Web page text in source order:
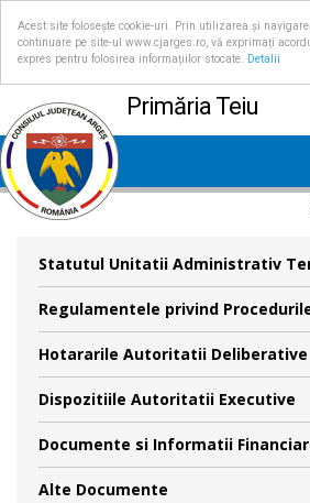
Acest site folosește cookie-uri. Prin utilizarea și
continuare pe site-ul www.cjarges.ro, vă exprimați
expres pentru folosirea informațiilor stocate.
Detalii
Primăria Teiu
Statutul Unitatii Administrativ
Regulamentele privind
Hotararile Autoritatii Deliberative
Dispozitiile Autoritatii Executive
Documente si Informatii
Alte Documente